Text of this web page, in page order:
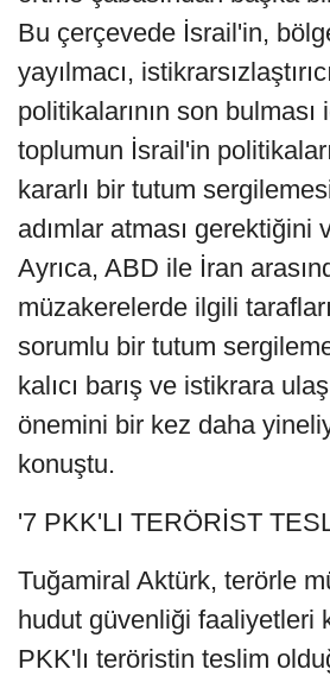
Bu çerçevede İsrail'in,
yayılmacı,
politikalarının son bulması
toplumun İsrail'in
kararlı bir tutum
adımlar atması gerektiğini
Ayrıca, ABD ile İran
müzakerelerde ilgili
sorumlu bir tutum
kalıcı barış ve istikrara
önemini bir kez daha
konuştu.
'7 PKK'LI TERÖRİST
Tuğamiral Aktürk, terörle
hudut güvenliği faaliyetleri
PKK'lı teröristin teslim